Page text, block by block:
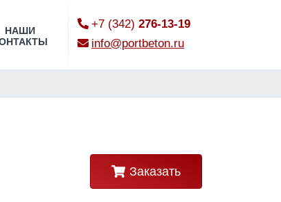
НАШИ
+7 (342) 276-13-19
info@portbeton.ru
Заказать